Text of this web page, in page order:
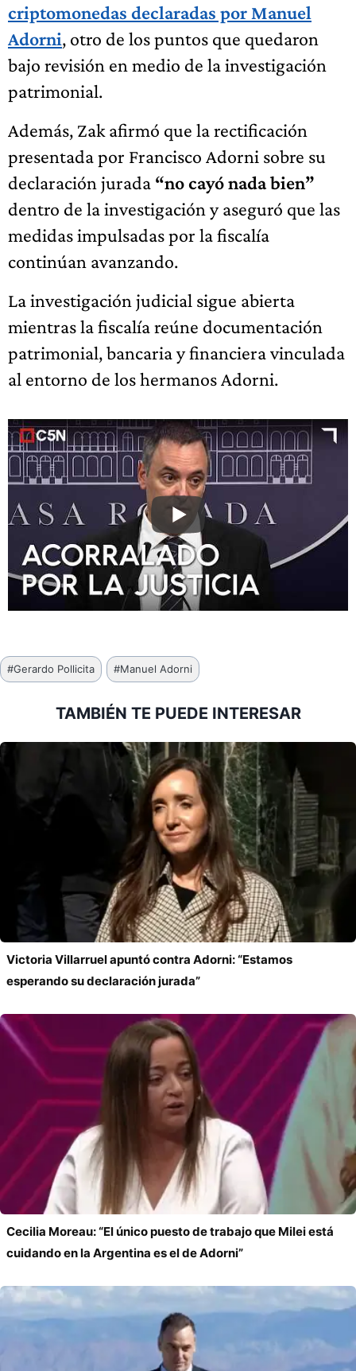
criptomonedas declaradas por Manuel
Adorni, otro de los puntos que quedaron
bajo revisión en medio de la investigación
patrimonial.
Además, Zak afirmó que la rectificación
presentada por Francisco Adorni sobre su
declaración jurada “no cayó nada bien”
dentro de la investigación y aseguró que las
medidas impulsadas por la fiscalía
continúan avanzando.
La investigación judicial sigue abierta
mientras la fiscalía reúne documentación
patrimonial, bancaria y financiera vinculada
al entorno de los hermanos Adorni.
Etiquetas
de
#Gerardo Pollicita #Manuel Adorni
TAMBIÉN TE PUEDE INTERESAR
Victoria Villarruel apuntó contra Adorni: “Estamos
esperando su declaración jurada”
Cecilia Moreau: “El único puesto de trabajo que Milei está
cuidando en la Argentina es el de Adorni”